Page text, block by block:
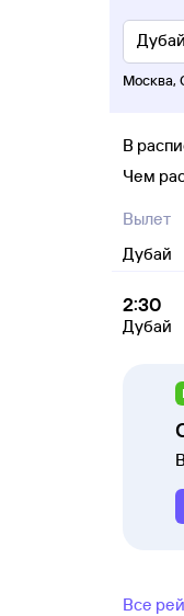
Москва,
В
Чем
Вылет
Дубай
2:30
Дубай
Все